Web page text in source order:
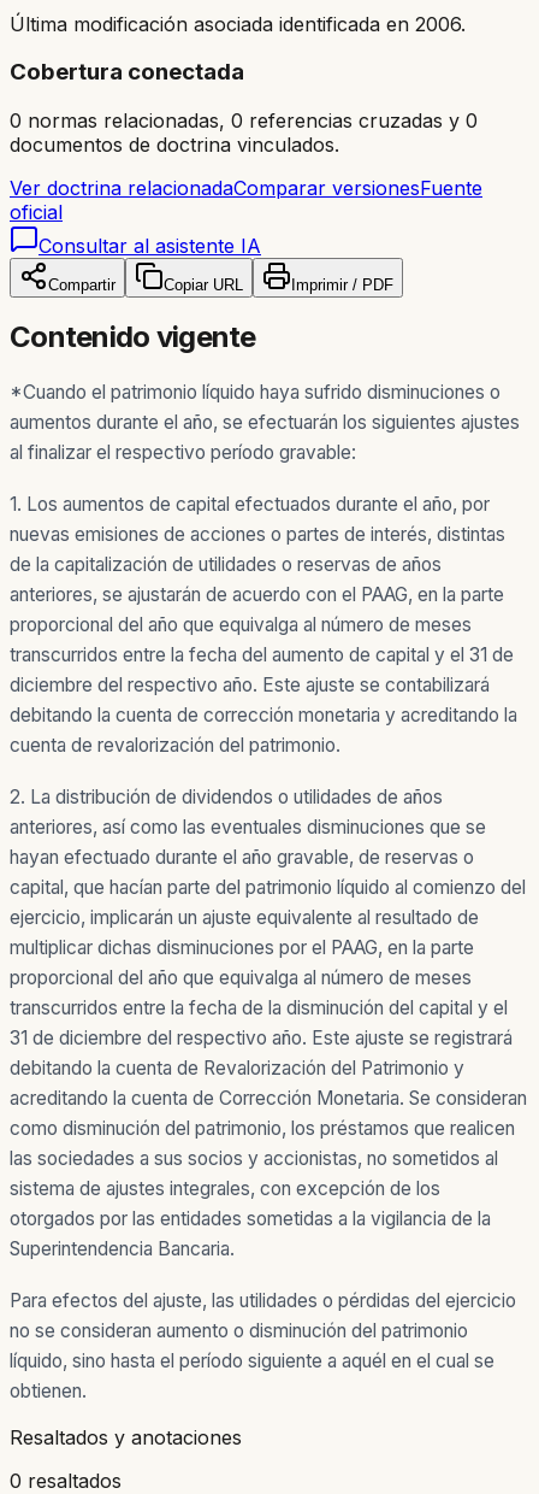
Última modificación asociada identificada en 2006.
Cobertura conectada
0 normas relacionadas, 0 referencias cruzadas y 0
documentos de doctrina vinculados.
Ver doctrina relacionadaComparar versionesFuente
oficial
Consultar al asistente IA
Compartir Copiar URL Imprimir / PDF
Contenido vigente
*Cuando el patrimonio líquido haya sufrido disminuciones o
aumentos durante el año, se efectuarán los siguientes ajustes
al finalizar el respectivo período gravable:
1. Los aumentos de capital efectuados durante el año, por
nuevas emisiones de acciones o partes de interés, distintas
de la capitalización de utilidades o reservas de años
anteriores, se ajustarán de acuerdo con el PAAG, en la parte
proporcional del año que equivalga al número de meses
transcurridos entre la fecha del aumento de capital y el 31 de
diciembre del respectivo año. Este ajuste se contabilizará
debitando la cuenta de corrección monetaria y acreditando la
cuenta de revalorización del patrimonio.
2. La distribución de dividendos o utilidades de años
anteriores, así como las eventuales disminuciones que se
hayan efectuado durante el año gravable, de reservas o
capital, que hacían parte del patrimonio líquido al comienzo del
ejercicio, implicarán un ajuste equivalente al resultado de
multiplicar dichas disminuciones por el PAAG, en la parte
proporcional del año que equivalga al número de meses
transcurridos entre la fecha de la disminución del capital y el
31 de diciembre del respectivo año. Este ajuste se registrará
debitando la cuenta de Revalorización del Patrimonio y
acreditando la cuenta de Corrección Monetaria. Se consideran
como disminución del patrimonio, los préstamos que realicen
las sociedades a sus socios y accionistas, no sometidos al
sistema de ajustes integrales, con excepción de los
otorgados por las entidades sometidas a la vigilancia de la
Superintendencia Bancaria.
Para efectos del ajuste, las utilidades o pérdidas del ejercicio
no se consideran aumento o disminución del patrimonio
líquido, sino hasta el período siguiente a aquél en el cual se
obtienen.
Resaltados y anotaciones
0 resaltados